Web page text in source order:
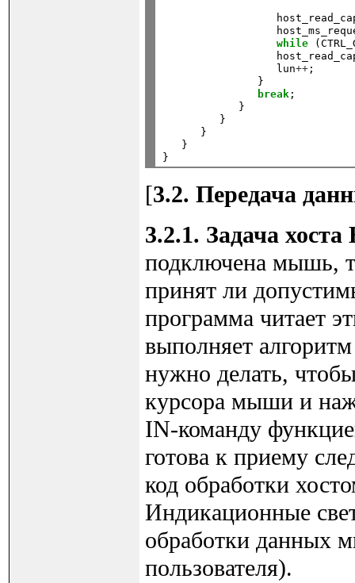
while
                  lun
++ ;
               }
break ;
            }
         }
      }
   }
[3.2. Передача
3.2.1. Задача
подключена мышь,
принят ли
программа читает
выполняет
нужно делать,
курсора мыши и
IN-команду
готова к приему
код обработки
Индикационные
обработки данных
пользователя).